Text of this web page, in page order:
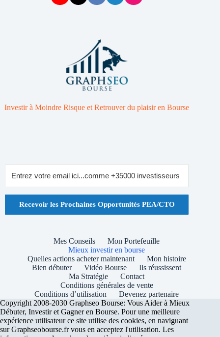
Investir à Moindre Risque et Retrouver du plaisir en Bourse
Recevoir les Prochaines Opportunités PEA/CTO
Mes Conseils
Mon Portefeuille
Mieux investir en bourse
Quelles actions acheter maintenant
Mon histoire
Bien débuter
Vidéo Bourse
Ils réussissent
Ma Stratégie
Contact
Conditions générales de vente
Conditions d’utilisation
Devenez partenaire
Copyright 2008-2030 Graphseo Bourse: Vous Aider à Mieux
Débuter, Investir et Gagner en Bourse. Pour une meilleure
expérience utilisateur ce site utilise des cookies, en naviguant
sur Graphseobourse.fr vous en acceptez l'utilisation. Les